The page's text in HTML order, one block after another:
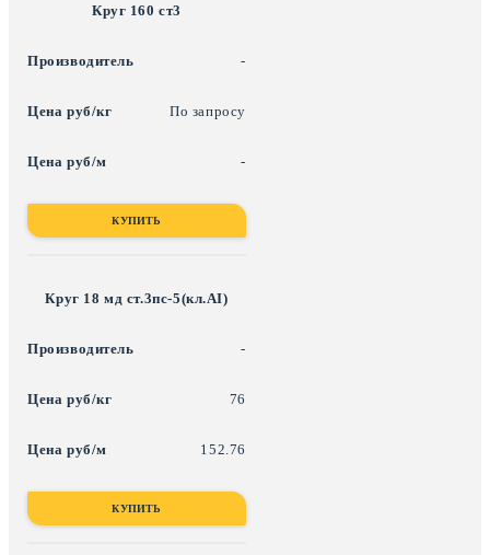
Круг 160 ст3
-
По запросу
-
КУПИТЬ
Круг 18 мд ст.3пс-5(кл.АI)
-
76
152.76
КУПИТЬ